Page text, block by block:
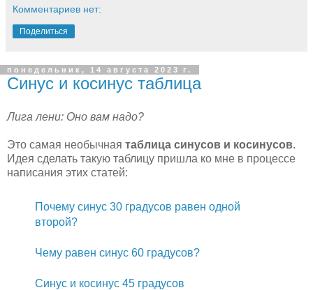
Комментариев нет:
Поделиться
понедельник, 14 августа 2023 г.
Синус и косинус таблица
Лига лени: Оно вам надо?
Это самая необычная таблица синусов и косинусов.
Идея сделать такую таблицу пришла ко мне в процессе
написания этих статей:
Почему синус 30 градусов равен одной
второй?
Чему равен синус 60 градусов?
Синус и косинус 45 градусов